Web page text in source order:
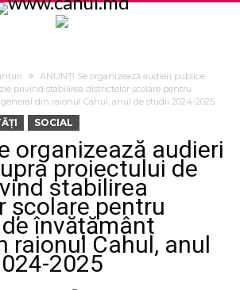
ANUNŢ! Se organizează audieri publice
privind stabilirea districtelor școlare pentru
din raionul Cahul, anul de studii 2024-2025
SOCIAL
organizează audieri
proiectului de
stabilirea
școlare pentru
învățământ
raionul Cahul, anul
2025